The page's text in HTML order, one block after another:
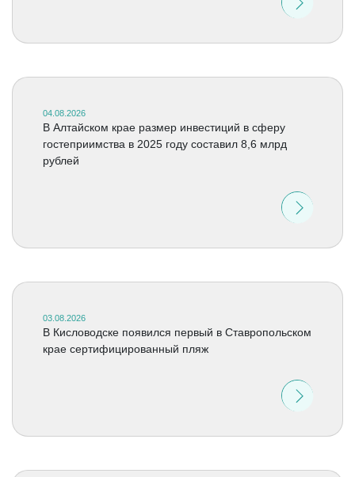
04.08.2026
В Алтайском крае размер инвестиций в сферу
гостеприимства в 2025 году составил 8,6 млрд
рублей
03.08.2026
В Кисловодске появился первый в Ставропольском
крае сертифицированный пляж